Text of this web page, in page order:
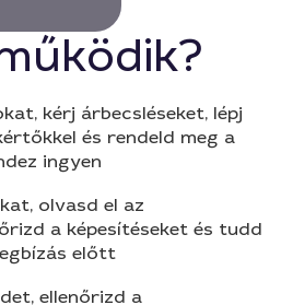
kérj árbecsléseket, lépj
és rendeld meg a
ingyen
olvasd el az
a képesítéseket és tudd
előtt
ellenőrizd a